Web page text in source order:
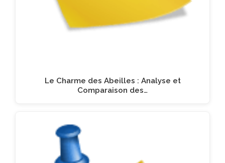
Le Charme des Abeilles : Analyse et
Comparaison des…